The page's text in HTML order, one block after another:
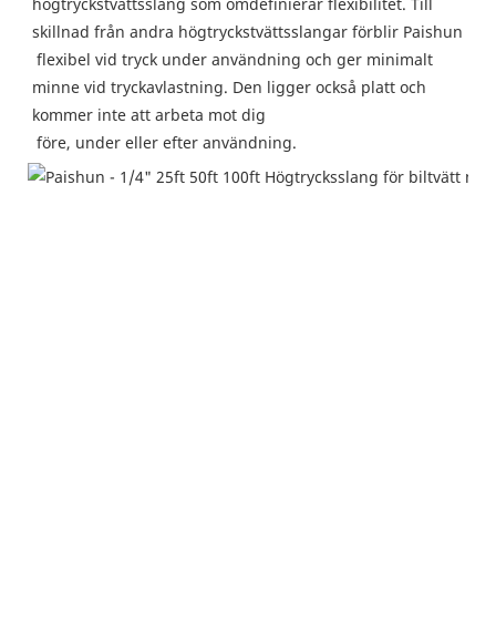
skillnad från andra högtryckstvättsslangar förblir Paishun
minne vid tryckavlastning. Den ligger också platt och
kommer inte att arbeta mot dig
före, under eller efter användning.